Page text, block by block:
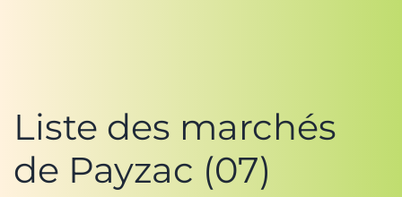
Liste des marchés
de Payzac (07)